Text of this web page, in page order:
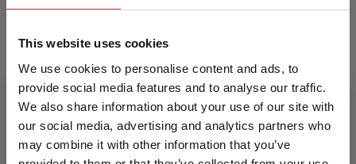
This website uses cookies
We use cookies to personalise content and ads, to
provide social media features and to analyse our traffic.
We also share information about your use of our site with
our social media, advertising and analytics partners who
may combine it with other information that you’ve
Materiaal: Neopreen
Ook verkrijgbaar in 2 x 0,5 kg of 2 x 2,25 kg
Liever met een heel vest trainen, wat je kunt opbouwen
tot 10, 20 of zelfs 30 kilo? Kijk dan eens bij onze
gewichtsvesten.